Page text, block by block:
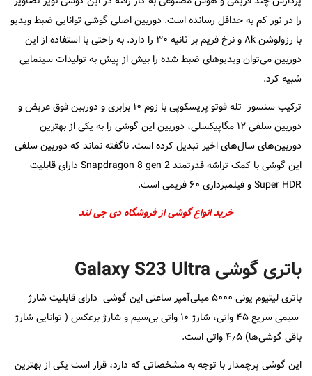
را در نور کم به حداقل رسانده است. دوربین اصلی گوشی توانایی ضبط ویدیو
با رزولوشن ۸k و نرخ فریم بر ثانیه ۳۰ را دارد. به راحتی با استفاده از این
دوربین می‌توان ویدیوهای ضبط شده را بیش از پیش به تولیدات سینمایی
شبیه کرد.
ترکیب سنسور تله فوتو پریسکوپی با زوم ۱۰ برابری و دوربین فوق عریض و
دوربین سلفی ۱۲ مگاپیکسلی، دوربین این گوشی را به یکی از بهترین
دوربین‌های سال‌های اخیر تبدیل کرده است. ناگفته نماند که دوربین سلفی
این گوشی با کمک تراشه قدرتمند Snapdragon 8 gen 2 دارای قابلیت
Super HDR و فیلم‎برداری ۶۰ فریمی است.
خرید انواع گوشی از فروشگاه دی جی لند
باتری گوشی Galaxy S23 Ultra
باتری لیتیوم یونی ۵۰۰۰ میلی‌آمپر ساعتی این گوشی دارای قابلیت شارژ
سیمی سریع ۴۵ واتی، شارژ ۱۰ واتی بی‌سیم و شارژ برعکس ( توانایی شارژ
باقی گوشی‌ها) ۴٫۵ واتی است.
این گوشی پرچمدار با توجه به مشخصاتی که دارد، قرار است یکی از بهترین